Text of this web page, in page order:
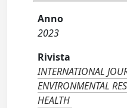
Anno
2023
Rivista
INTERNATIONAL
ENVIRONMENTAL
HEALTH